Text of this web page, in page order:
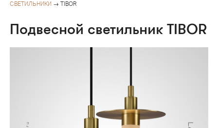
СВЕТИЛЬНИКИ → TIBOR
Подвесной светильник TIBOR